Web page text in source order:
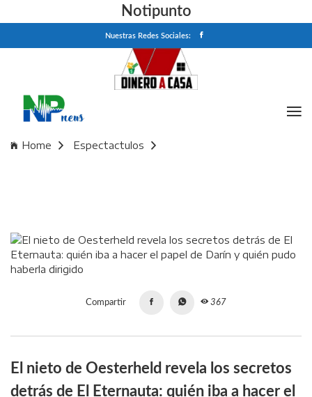
Notipunto
Nuestras Redes Sociales:
Home
Espectactulos
Compartir 367
El nieto de Oesterheld revela los secretos
detrás de El Eternauta: quién iba a hacer el